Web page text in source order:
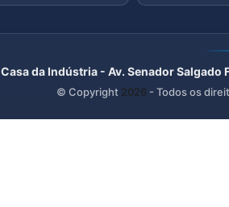
Casa da Indústria - Av. Senador
© Copyright 2026 - Todos os